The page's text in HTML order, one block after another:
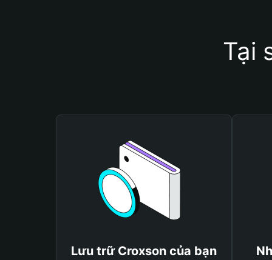
Tại
Lưu trữ Croxson của bạn